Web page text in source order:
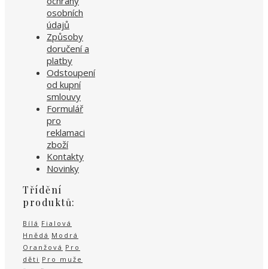
osobních
údajů
Způsoby
doručení a
platby
Odstoupení
od kupní
smlouvy
Formulář
pro
reklamaci
zboží
Kontakty
Novinky
Třídění
produktů:
Bílá Fialová
Hnědá Modrá
Oranžová Pro
děti Pro muže